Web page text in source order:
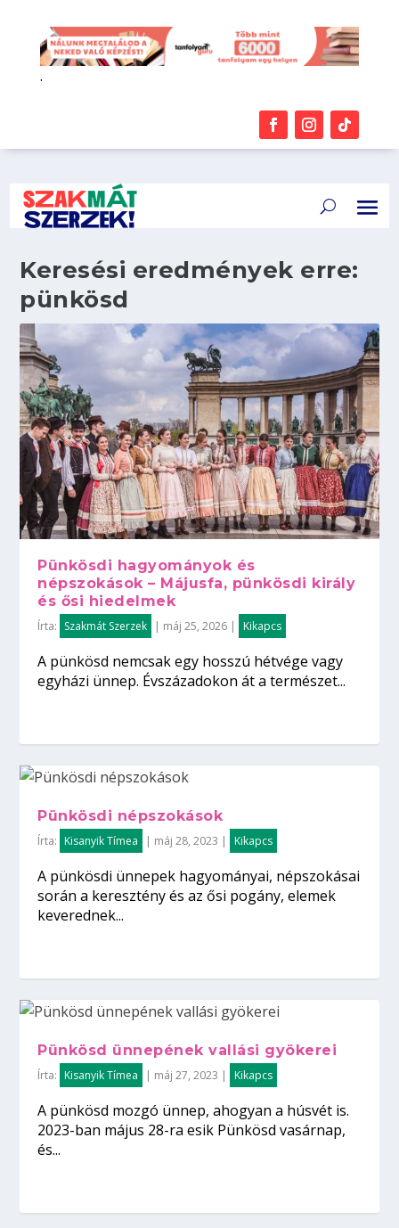
.
Keresési eredmények erre:
pünkösd
Pünkösdi hagyományok és
népszokások – Májusfa, pünkösdi király
és ősi hiedelmek
Írta: Szakmát Szerzek | máj 25, 2026 | Kikapcs
A pünkösd nemcsak egy hosszú hétvége vagy
egyházi ünnep. Évszázadokon át a természet...
Pünkösdi népszokások
Írta: Kisanyik Tímea | máj 28, 2023 | Kikapcs
A pünkösdi ünnepek hagyományai, népszokásai
során a keresztény és az ősi pogány, elemek
keverednek...
Pünkösd ünnepének vallási gyökerei
Írta: Kisanyik Tímea | máj 27, 2023 | Kikapcs
A pünkösd mozgó ünnep, ahogyan a húsvét is.
2023-ban május 28-ra esik Pünkösd vasárnap,
és...